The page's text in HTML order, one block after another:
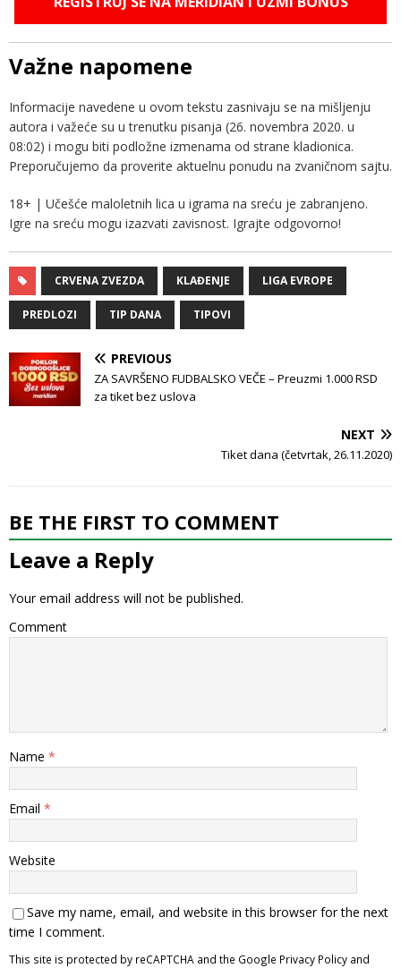
Važne napomene
Informacije navedene u ovom tekstu zasnivaju se na mišljenju
autora i važeće su u trenutku pisanja (26. novembra 2020. u
08:02) i mogu biti podložne izmenama od strane kladionica.
Preporučujemo da proverite aktuelnu ponudu na zvaničnom sajtu.
18+ | Učešće maloletnih lica u igrama na sreću je zabranjeno.
Igre na sreću mogu izazvati zavisnost. Igrajte odgovorno!
CRVENA ZVEZDA KLAĐENJE LIGA EVROPE
PREDLOZI TIP DANA TIPOVI
PREVIOUS
ZA SAVRŠENO FUDBALSKO VEČE – Preuzmi 1.000 RSD
za tiket bez uslova
NEXT
Tiket dana (četvrtak, 26.11.2020)
BE THE FIRST TO COMMENT
Leave a Reply
Your email address will not be published.
Comment
Name *
Email *
Website
Save my name, email, and website in this browser for the next
time I comment.
This site is protected by reCAPTCHA and the Google Privacy Policy and